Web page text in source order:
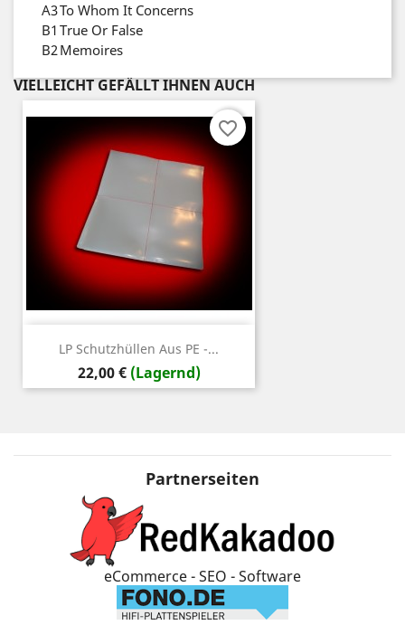
A3To Whom It Concerns
B1 True Or False
B2Memoires
VIELLEICHT GEFÄLLT IHNEN AUCH
LP Schutzhüllen Aus PE -...
Preis
22,00 € (Lagernd)
favorite_border
Partnerseiten
eCommerce - SEO - Software